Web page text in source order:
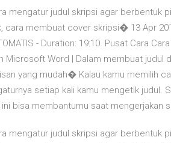
mengatur judul skripsi agar berbentuk
cara membuat cover skripsi� 13 Apr
- Duration: 19:10. Pusat Cara
Microsoft Word | Dalam membuat judul
yang mudah� Kalau kamu memilih
setiap kali kamu mengetik judul.
bisa membantumu saat mengerjakan
mengatur judul skripsi agar berbentuk